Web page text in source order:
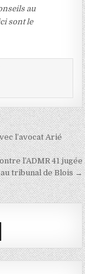
au
sont le
l’avocat Arié
l’ADMR 41 jugée
tribunal de Blois →